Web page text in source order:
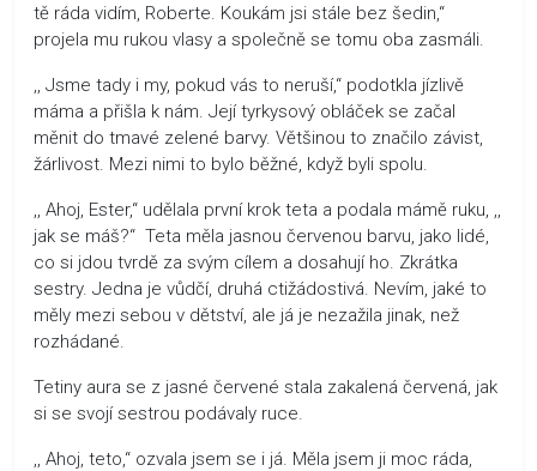
tě ráda vidím, Roberte. Koukám jsi stále bez šedin,“
projela mu rukou vlasy a společně se tomu oba zasmáli.
,, Jsme tady i my, pokud vás to neruší,“ podotkla jízlivě
máma a přišla k nám. Její tyrkysový obláček se začal
měnit do tmavé zelené barvy. Většinou to značilo závist,
žárlivost. Mezi nimi to bylo běžné, když byli spolu.
,, Ahoj, Ester,“ udělala první krok teta a podala mámě ruku, ,,
jak se máš?“ Teta měla jasnou červenou barvu, jako lidé,
co si jdou tvrdě za svým cílem a dosahují ho. Zkrátka
sestry. Jedna je vůdčí, druhá ctižádostivá. Nevím, jaké to
měly mezi sebou v dětství, ale já je nezažila jinak, než
rozhádané.
Tetiny aura se z jasné červené stala zakalená červená, jak
si se svojí sestrou podávaly ruce.
,, Ahoj, teto,“ ozvala jsem se i já. Měla jsem ji moc ráda,